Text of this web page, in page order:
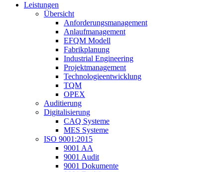
Leistungen
Übersicht
Anforderungsmanagement
Anlaufmanagement
EFQM Modell
Fabrikplanung
Industrial Engineering
Projektmanagement
Technologieentwicklung
TQM
OPEX
Auditierung
Digitalisierung
CAQ Systeme
MES Systeme
ISO 9001:2015
9001 AA
9001 Audit
9001 Dokumente